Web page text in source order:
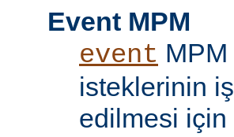
Event MPM
event
isteklerinin
edilmesi için